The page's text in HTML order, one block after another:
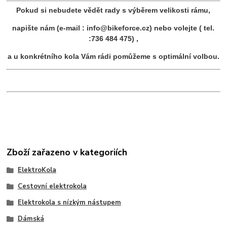
Pokud si nebudete vědět rady s výběrem velikosti rámu,
napište nám (e-mail : info@bikeforce.cz) nebo volejte ( tel.
:736 484 475) ,
a u konkrétního kola Vám rádi pomůžeme s optimální volbou.
Zboží zařazeno v kategoriích
ElektroKola
Cestovní elektrokola
Elektrokola s nízkým nástupem
Dámská